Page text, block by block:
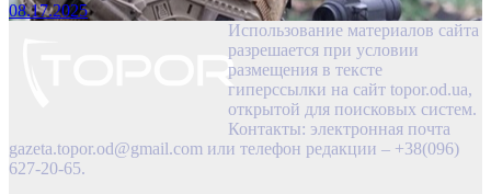
08.17.2025
Использование материалов сайта
разрешается при условии
размещения в тексте
гиперссылки на сайт topor.od.ua,
открытой для поисковых систем.
Контакты: электронная почта
gazeta.topor.od@gmail.com или телефон редакции – +38(096)
627-20-65.